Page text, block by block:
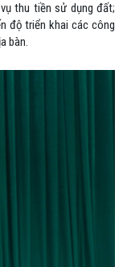
thu tiền sử dụng đất;
độ triển khai các công
bàn.